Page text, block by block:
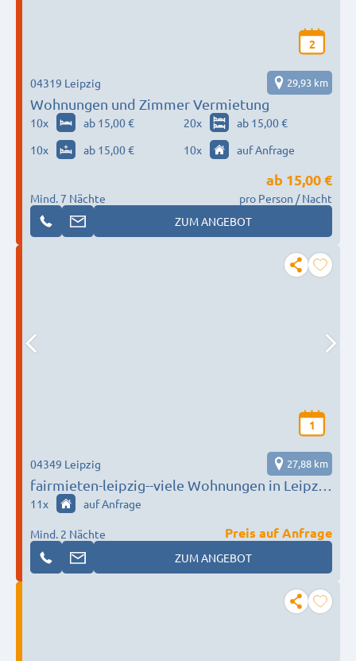
2
Wohnungen und Zimmer Vermietung
04319 Leipzig 29,93 km
10x ab 15,00 € 20x
ab 15,00 €
10x ab 15,00 € 10x auf Anfrage
Mind. 7 Nächte
ab 15,00 €
pro Person / Nacht
ZUM ANGEBOT
1
fairmieten-leipzig--viele Wohnungen in Leipzig
und Taucha ab 15 Euro
04349 Leipzig 27,88 km
11x auf Anfrage
Mind. 2 Nächte
Preis auf Anfrage
ZUM ANGEBOT